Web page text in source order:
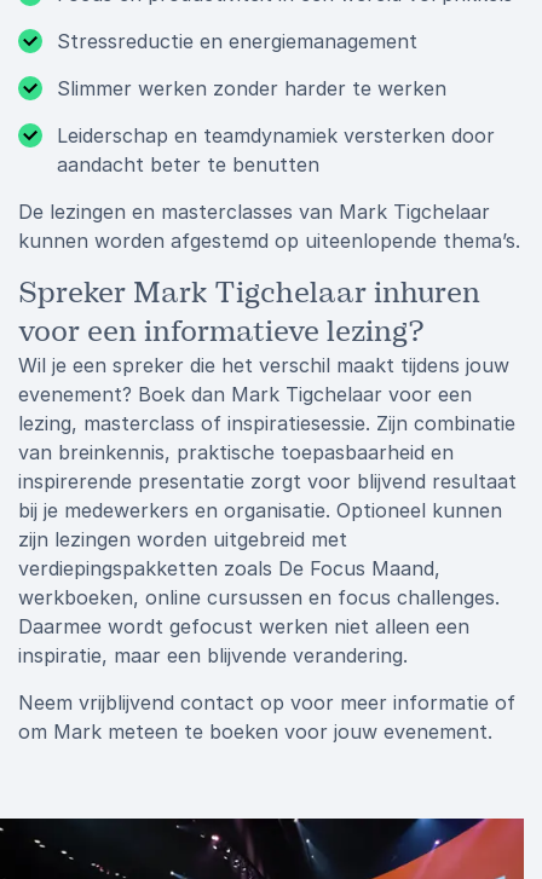
Stressreductie en energiemanagement
Slimmer werken zonder harder te werken
Leiderschap en teamdynamiek versterken door
aandacht beter te benutten
De lezingen en masterclasses van Mark Tigchelaar
kunnen worden afgestemd op uiteenlopende thema’s.
Spreker Mark Tigchelaar inhuren
voor een informatieve lezing?
Wil je een spreker die het verschil maakt tijdens jouw
evenement? Boek dan Mark Tigchelaar voor een
lezing, masterclass of inspiratiesessie. Zijn combinatie
van breinkennis, praktische toepasbaarheid en
inspirerende presentatie zorgt voor blijvend resultaat
bij je medewerkers en organisatie. Optioneel kunnen
zijn lezingen worden uitgebreid met
verdiepingspakketten zoals De Focus Maand,
werkboeken, online cursussen en focus challenges.
Daarmee wordt gefocust werken niet alleen een
inspiratie, maar een blijvende verandering.
Neem vrijblijvend contact op voor meer informatie of
om Mark meteen te boeken voor jouw evenement.